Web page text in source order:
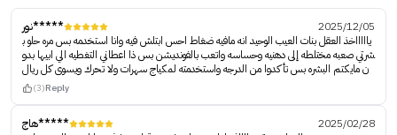
نور*****
2025/12/05
ياااااخذ العقل بنات العيب الوحيد انه مافيه ضغاط احس ابتلش فيه وانا استخدمه بس مره حلو ب
شرتي صعبه مختلطه إلى دهنيه وحساسه واتعب بالفونديشن بس ذا اعطاني التغطيه الي ابيها بدو
ن مايكتم البشره بس تأكدوا من الدرجه واستخدمته لمكياج سهرات ولا تحرك ويسوى كل ريال
(3)Reply
هاج*****
2025/02/28